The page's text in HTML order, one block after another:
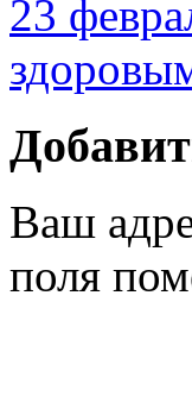
23
Ваш
поля